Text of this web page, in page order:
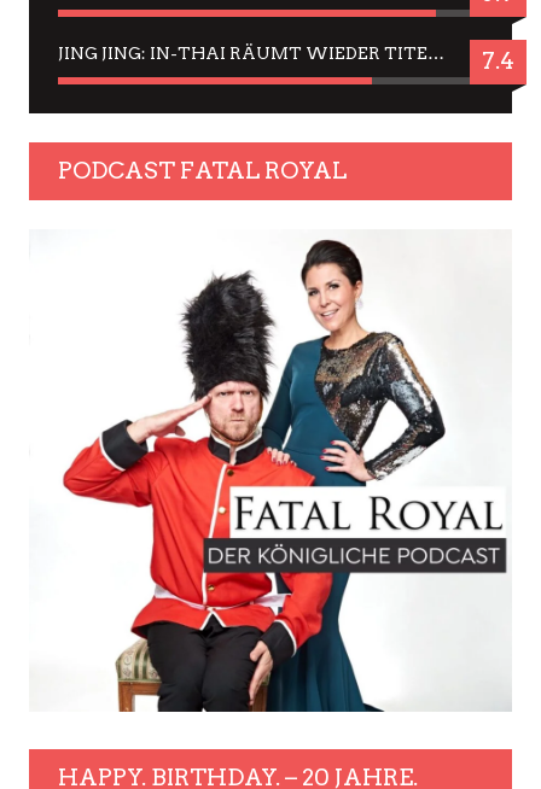
JING JING: IN-THAI RÄUMT WIEDER TITEL AB – EIN ZWEI-STUNDEN-ERLEBNISBERICHT 7.4
PODCAST FATAL ROYAL
HAPPY. BIRTHDAY. – 20 JAHRE.